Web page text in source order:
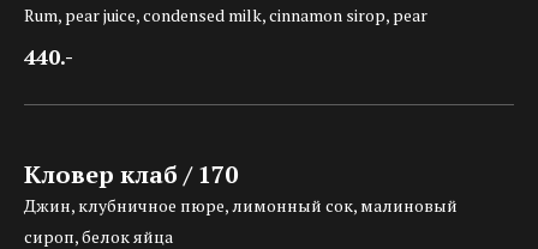
Rum, pear juice, condensed milk, cinnamon sirop, pear
440.-
Кловер клаб / 170
Джин, клубничное пюре, лимонный сок, малиновый
сироп, белок яйца